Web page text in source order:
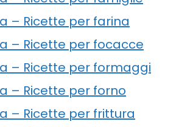
– Ricette per farina
– Ricette per focacce
– Ricette per formaggi
– Ricette per forno
– Ricette per frittura